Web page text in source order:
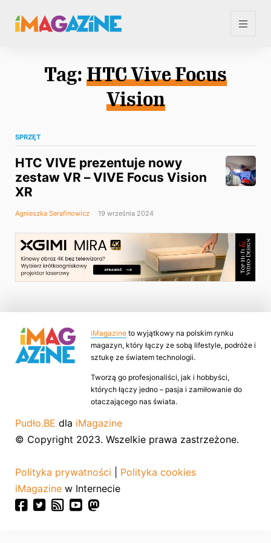
Tag: HTC Vive Focus
Vision
SPRZĘT
HTC VIVE prezentuje nowy
zestaw VR – VIVE Focus Vision
XR
Agnieszka Serafinowicz 19 września 2024
iMagazine to wyjątkowy na polskim rynku
magazyn, który łączy ze sobą lifestyle, podróże i
sztukę ze światem technologii.
Tworzą go profesjonaliści, jak i hobbyści,
których łączy jedno – pasja i zamiłowanie do
otaczającego nas świata.
Pudło.BE dla iMagazine
© Copyright 2023. Wszelkie prawa zastrzeżone.
Polityka prywatności
Polityka cookies
iMagazine w Internecie